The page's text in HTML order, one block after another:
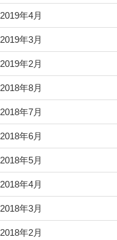
2019年4月
2019年3月
2019年2月
2018年8月
2018年7月
2018年6月
2018年5月
2018年4月
2018年3月
2018年2月